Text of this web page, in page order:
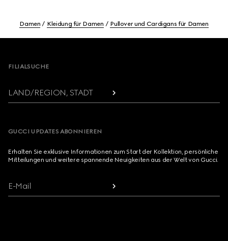
Damen Kleidung für Damen Pullover und Cardigans für Damen
FILIALSUCHE
LAND/REGION, STADT
GUCCI UPDATES ABONNIEREN
Erhalten Sie exklusive Informationen zum Start der Kollektion, persönliche
Mitteilungen und weitere spannende Neuigkeiten aus der Welt von Gucci.
E-Mail